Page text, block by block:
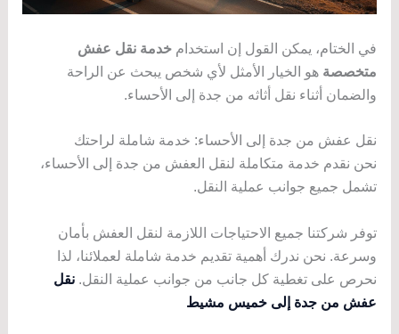
في الختام، يمكن القول إن استخدام خدمة نقل عفش
متخصصة هو الخيار الأمثل لأي شخص يبحث عن الراحة
والضمان أثناء نقل أثاثه من جدة إلى الأحساء.
نقل عفش من جدة إلى الأحساء: خدمة شاملة لراحتك
نحن نقدم خدمة متكاملة لنقل العفش من جدة إلى الأحساء،
تشمل جميع جوانب عملية النقل.
توفر شركتنا جميع الاحتياجات اللازمة لنقل العفش بأمان
وسرعة. نحن ندرك أهمية تقديم خدمة شاملة لعملائنا، لذا
نحرص على تغطية كل جانب من جوانب عملية النقل. نقل
عفش من جدة إلى خميس مشيط